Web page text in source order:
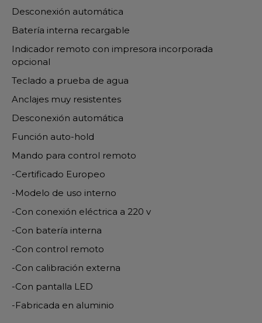
Desconexión automática
Batería interna recargable
Indicador remoto con impresora incorporada
opcional
Teclado a prueba de agua
Anclajes muy resistentes
Desconexión automática
Función auto-hold
Mando para control remoto
-Certificado Europeo
-Modelo de uso interno
-Con conexión eléctrica a 220 v
-Con batería interna
-Con control remoto
-Con calibración externa
-Con pantalla LED
-Fabricada en aluminio